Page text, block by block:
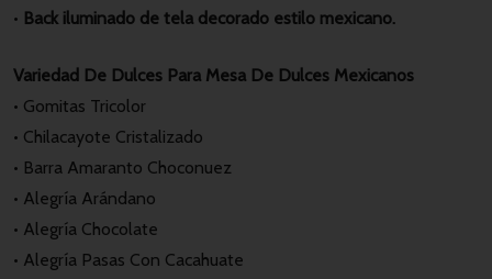
• Back iluminado de tela decorado estilo mexicano.
Variedad De Dulces Para Mesa De Dulces Mexicanos
• Gomitas Tricolor
• Chilacayote Cristalizado
• Barra Amaranto Choconuez
• Alegría Arándano
• Alegría Chocolate
• Alegría Pasas Con Cacahuate